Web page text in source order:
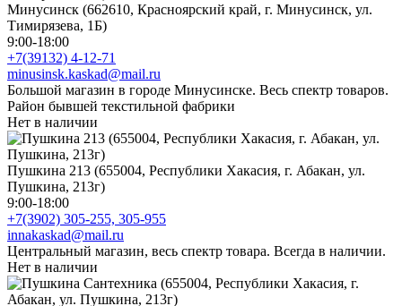
Минусинск (662610, Красноярский край, г. Минусинск, ул.
Тимирязева, 1Б)
9:00-18:00
+7(39132) 4-12-71
minusinsk.kaskad@mail.ru
Большой магазин в городе Минусинске. Весь спектр товаров.
Район бывшей текстильной фабрики
Нет в наличии
Пушкина 213 (655004, Республики Хакасия, г. Абакан, ул.
Пушкина, 213г)
9:00-18:00
+7(3902) 305-255, 305-955
innakaskad@mail.ru
Центральный магазин, весь спектр товара. Всегда в наличии.
Нет в наличии